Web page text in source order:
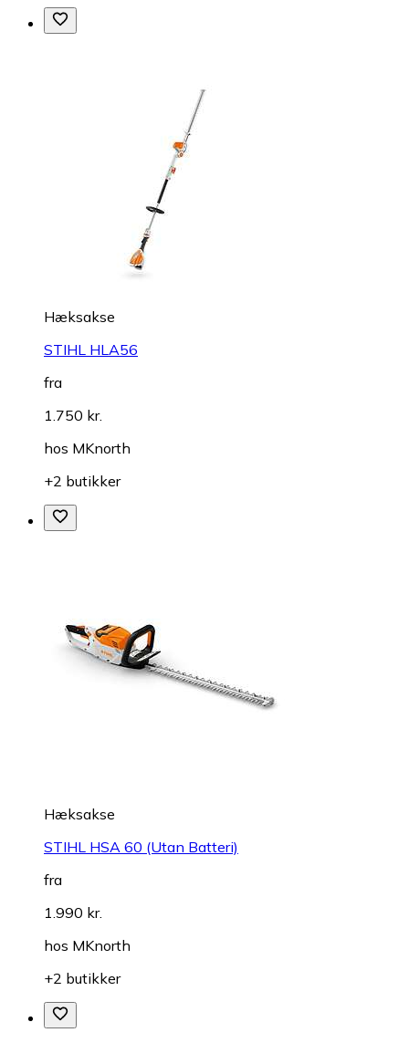
Hæksakse
STIHL HLA56
fra
1.750 kr.
hos MKnorth
+2 butikker
Hæksakse
STIHL HSA 60 (Utan Batteri)
fra
1.990 kr.
hos MKnorth
+2 butikker